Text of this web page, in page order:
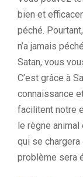
bien et
péché.
n’a jamais
Satan, vous
C’est grâce à
connaissance
facilitent notre
le règne animal
qui se
problème sera